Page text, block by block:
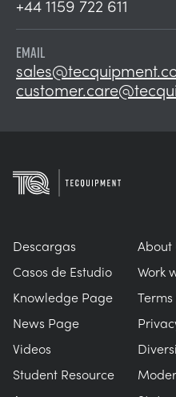
+44 1159 722 611
EMAIL
Descargas
Casos de Estudio
Knowledge Page
News Page
Videos
Student Resource
About
Work